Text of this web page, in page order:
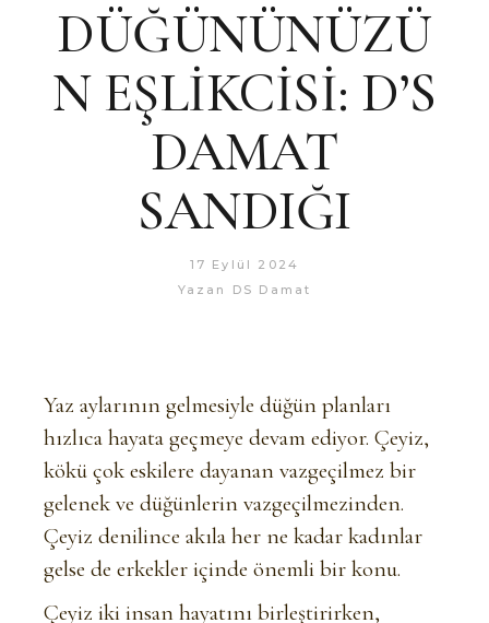
DÜĞÜNÜNÜZÜ
N EŞLİKCİSİ: D’S
DAMAT
SANDIĞI
17 Eylül 2024
Yazan
DS Damat
Yaz aylarının gelmesiyle düğün planları
hızlıca hayata geçmeye devam ediyor. Çeyiz,
kökü çok eskilere dayanan vazgeçilmez bir
gelenek ve düğünlerin vazgeçilmezinden.
Çeyiz denilince akıla her ne kadar kadınlar
gelse de erkekler içinde önemli bir konu.
Çeyiz iki insan hayatını birleştirirken,